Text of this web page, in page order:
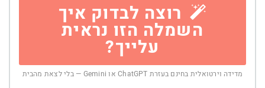
רוצה לבדוק איך
השמלה הזו נראית
עלייך?
מדידה וירטואלית בחינם בעזרת ChatGPT או Gemini — בלי לצאת מהבית